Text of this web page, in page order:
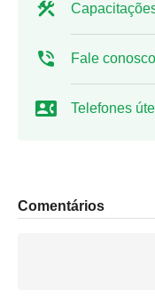
Fale conosco
Telefones
Comentários